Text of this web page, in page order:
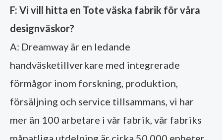
F: Vi vill hitta en Tote väska fabrik för våra
designväskor?
A: Dreamway är en ledande
handväsketillverkare med integrerade
förmågor inom forskning, produktion,
försäljning och service tillsammans, vi har
mer än 100 arbetare i vår fabrik, vår fabriks